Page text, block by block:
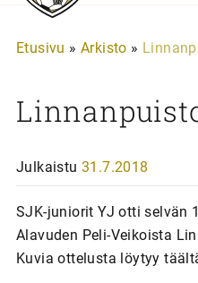
Etusivu » Arkisto »
Julkaistu 31.7.2018
SJK-juniorit YJ otti selvän
Alavuden Peli-Veikoista
Kuvia ottelusta löytyy